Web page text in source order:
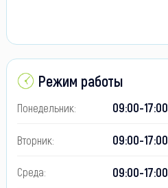
Режим работы
Понедельник: 09:00-17:00
Вторник: 09:00-17:00
Среда: 09:00-17:00